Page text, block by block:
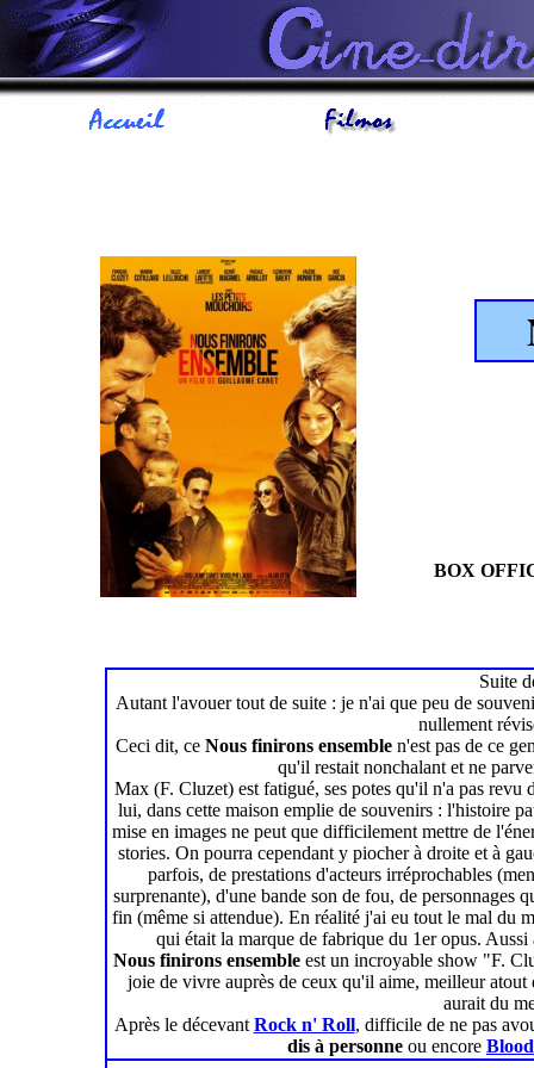
BOX
Suite
Autant l'avouer tout de suite : je n'ai que peu de
nullement
Ceci dit, ce Nous finirons ensemble n'est pas de ce
qu'il restait nonchalant et ne
Max (F. Cluzet) est fatigué, ses potes qu'il n'a pas revu
lui, dans cette maison emplie de souvenirs : l'histoire
mise en images ne peut que difficilement mettre de
stories. On pourra cependant y piocher à droite et à
parfois, de prestations d'acteurs irréprochables
surprenante), d'une bande son de fou, de personnages
fin (même si attendue). En réalité j'ai eu tout le mal du
qui était la marque de fabrique du 1er opus.
Nous finirons ensemble est un incroyable show "F.
joie de vivre auprès de ceux qu'il aime, meilleur
aurait du
Après le décevant Rock n' Roll, difficile de ne pas
dis à personne ou encore